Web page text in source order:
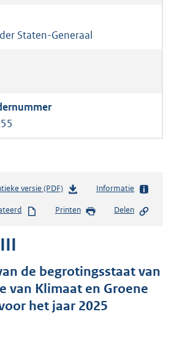
Staten-Generaal
versie (PDF)b
s
s
g
r
Informatie
Printen Delen
de begrotingsstaat van
van Klimaat en Groene
het jaar 2025